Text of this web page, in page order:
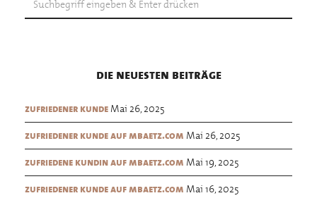
die neuesten beiträge
zufriedener kunde Mai 26, 2025
zufriedener kunde auf mbaetz.com Mai 26, 2025
zufriedene kundin auf mbaetz.com Mai 19, 2025
zufriedener kunde auf mbaetz.com Mai 16, 2025